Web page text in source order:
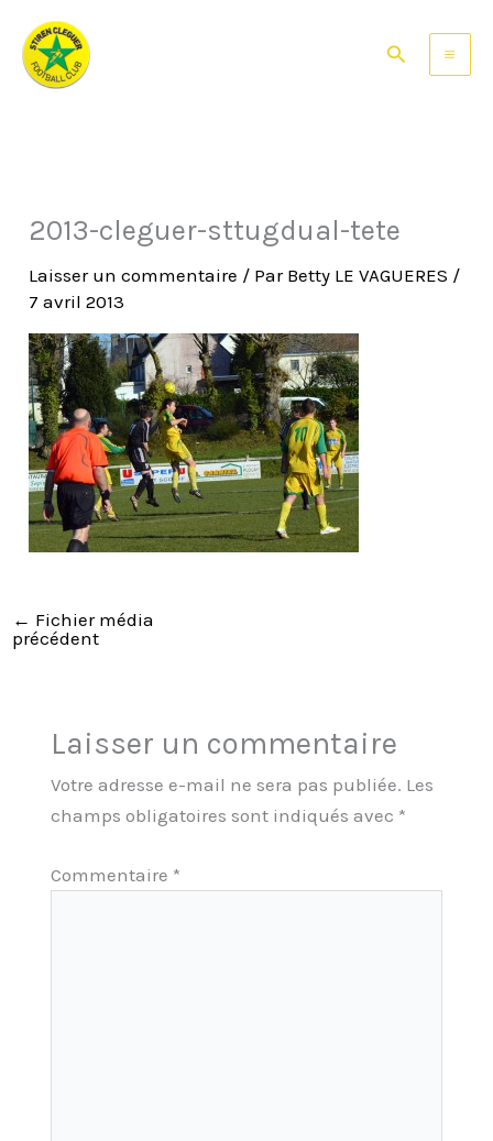
contenu
Rechercher
2013-cleguer-sttugdual-tete
Laisser un commentaire / Par Betty LE VAGUERES /
7 avril 2013
← Fichier média
précédent
Laisser un commentaire
Votre adresse e-mail ne sera pas publiée. Les
champs obligatoires sont indiqués avec *
Commentaire *